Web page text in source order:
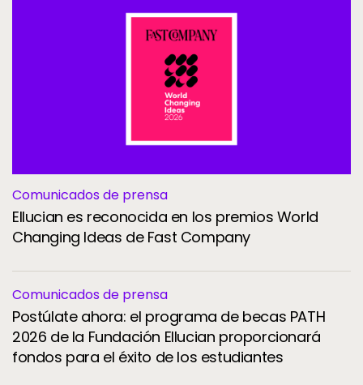
Comunicados de prensa
Ellucian es reconocida en los premios World
Changing Ideas de Fast Company
Comunicados de prensa
Postúlate ahora: el programa de becas PATH
2026 de la Fundación Ellucian proporcionará
fondos para el éxito de los estudiantes